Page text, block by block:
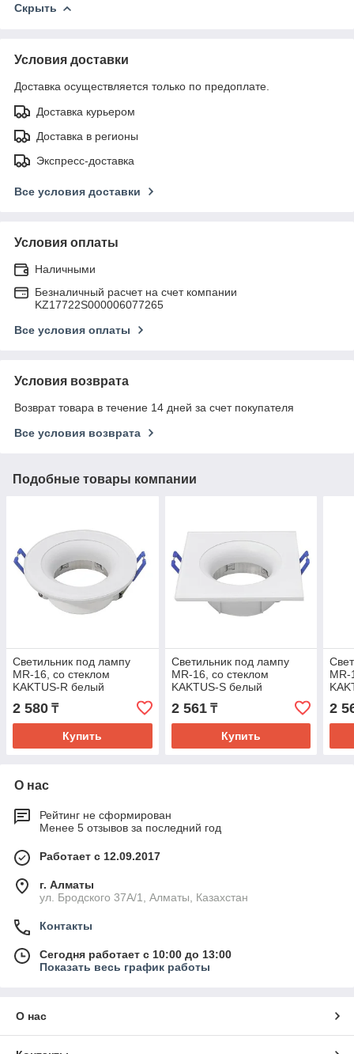
Скрыть
Условия доставки
Доставка осуществляется только по предоплате.
Доставка курьером
Доставка в регионы
Экспресс-доставка
Все условия доставки
Условия оплаты
Наличными
Безналичный расчет на счет компании
KZ17722S000006077265
Все условия оплаты
Условия возврата
Возврат товара в течение 14 дней за счет покупателя
Все условия возврата
Подобные товары компании
Светильник под лампу
MR-16, со стеклом
KAKTUS-R белый
2 580 ₸
Купить
Светильник под лампу
MR-16, со стеклом
KAKTUS-S белый
2 561₸
Купить
MR-
2
О нас
Рейтинг не сформирован
Менее 5 отзывов за последний год
Работает с 12.09.2017
г. Алматы
ул. Бродского 37А/1, Алматы, Казахстан
Контакты
Сегодня работает с 10:00 до 13:00
Показать весь график работы
О нас